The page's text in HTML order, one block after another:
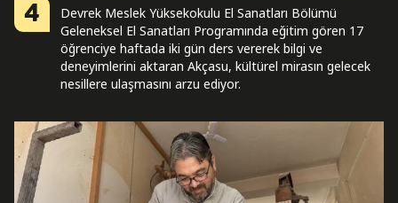
4
Devrek Meslek Yüksekokulu El Sanatları Bölümü
Geleneksel El Sanatları Programında eğitim gören 17
öğrenciye haftada iki gün ders vererek bilgi ve
deneyimlerini aktaran Akçasu, kültürel mirasın gelecek
nesillere ulaşmasını arzu ediyor.